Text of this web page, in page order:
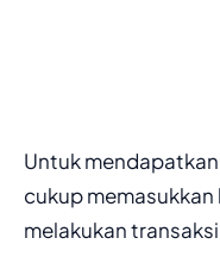
Untuk
cukup
melakukan